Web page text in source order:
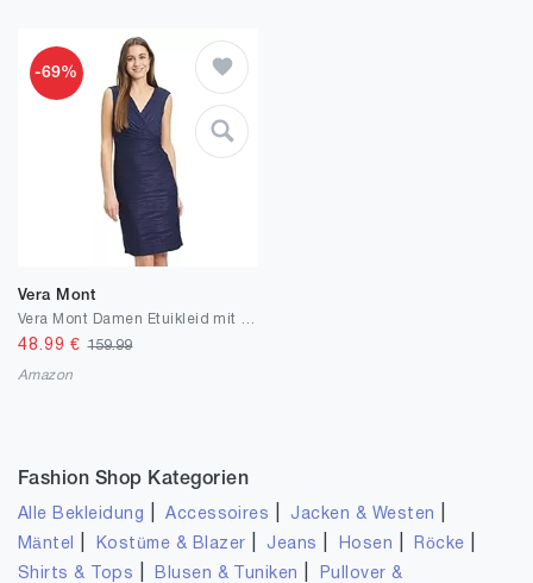
-69%
Vera Mont
48.99 €159.99
Amazon
Fashion Shop Kategorien
Alle Bekleidung |Accessoires Jacken & Westen
Mäntel Kostüme & Blazer Jeans Hosen Röcke
Shirts & Tops Blusen & Tuniken
Pullover &